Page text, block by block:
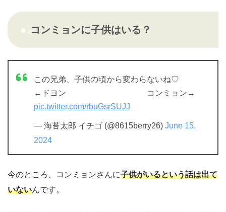
コンミョンに子供はいる？
この兄弟、子供の頃から変わらないね♡
←ドヨン コンミョン→
pic.twitter.com/rbuGsrSUJJ
— 海苔太郎 イチゴ (@8615berry26) June 15,
2024
今のところ、コンミョンさんに子供がいるという話は出て
いないんです。